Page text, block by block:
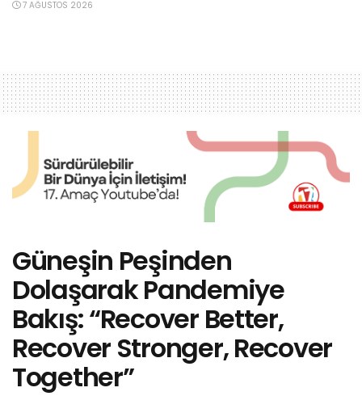
7 AĞUSTOS 2026
Güneşin Peşinden
Dolaşarak Pandemiye
Bakış: “Recover Better,
Recover Stronger, Recover
Together”